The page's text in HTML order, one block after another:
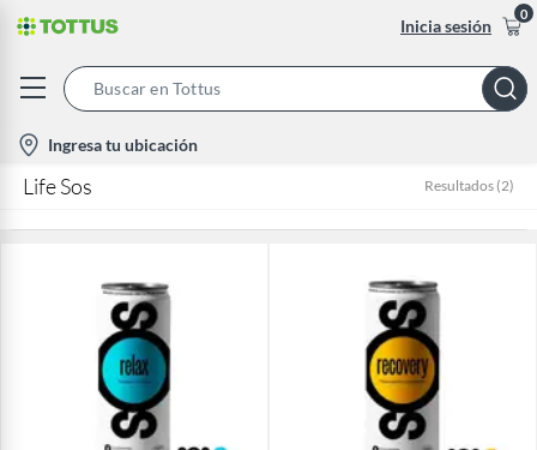
Inicia sesión
0
Bar
location-
icon
Ingresa tu ubicación
Life Sos Resultados (2)